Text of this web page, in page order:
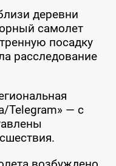
деревни
самолет
посадку
расследование
Telegram» — с